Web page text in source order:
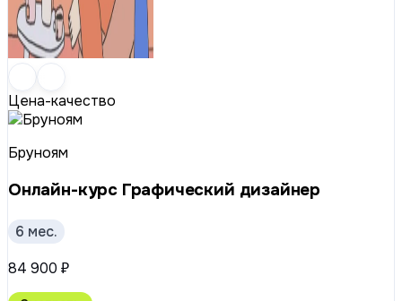
Цена-качество
Бруноям
Онлайн-курс Графический дизайнер
6 мес.
84 900 ₽